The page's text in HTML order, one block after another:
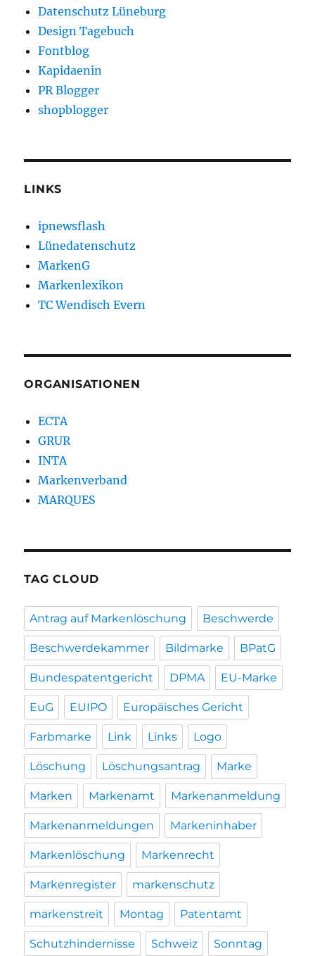
Datenschutz Lüneburg
Design Tagebuch
Fontblog
Kapidaenin
PR Blogger
shopblogger
LINKS
ipnewsflash
Lünedatenschutz
MarkenG
Markenlexikon
TC Wendisch Evern
ORGANISATIONEN
ECTA
GRUR
INTA
Markenverband
MARQUES
TAG CLOUD
Antrag auf Markenlöschung Beschwerde
Beschwerdekammer Bildmarke BPatG
Bundespatentgericht DPMA EU-Marke
EuG EUIPO Europäisches Gericht
Farbmarke Link Links Logo
Löschung Löschungsantrag Marke
Marken Markenamt Markenanmeldung
Markenanmeldungen Markeninhaber
Markenlöschung Markenrecht
Markenregister markenschutz
markenstreit Montag Patentamt
Schutzhindernisse Schweiz Sonntag